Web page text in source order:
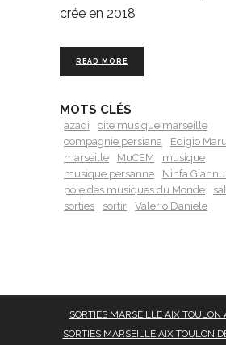
crée en 2018
READ MORE
MOTS CLÉS
azadi
cite musique marseille
compagnie persiana
Edigio
marseille
MuCEM
musique
musique persanne
Ninfa
pole des musiques du Monde
sorties
sortir Valerio Daniele
SORTIES MARSEILLE AIX TOULON
SORTIES MARSEILLE AIX TOULON